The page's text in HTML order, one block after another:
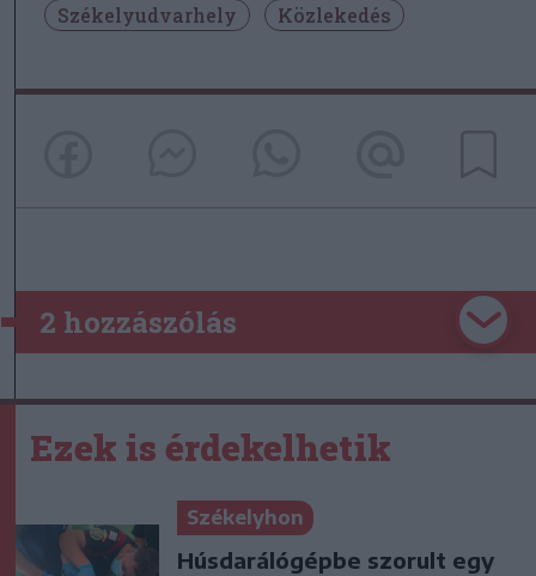
Székelyudvarhely Közlekedés
2 hozzászólás
Ezek is érdekelhetik
Székelyhon
Húsdarálógépbe szorult egy